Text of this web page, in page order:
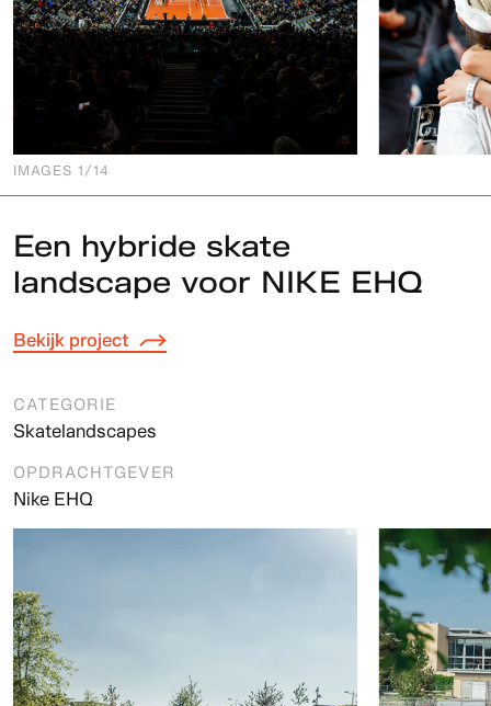
IMAGES 1 /14
Een hybride skate
landscape voor NIKE EHQ
Bekijk project
CATEGORIE
Skatelandscapes
OPDRACHTGEVER
Nike EHQ